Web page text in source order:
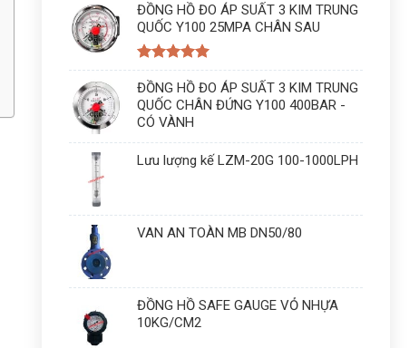
ĐỒNG HỒ ĐO ÁP SUẤT 3 KIM TRUNG
QUỐC Y100 25MPA CHÂN SAU
Được xếp
hạng 55
sao
ĐỒNG HỒ ĐO ÁP SUẤT 3 KIM TRUNG
QUỐC CHÂN ĐỨNG Y100 400BAR -
CÓ VÀNH
Lưu lượng kế LZM-20G 100-1000LPH
VAN AN TOÀN MB DN50/80
ĐỒNG HỒ SAFE GAUGE VỎ NHỰA
10KG/CM2